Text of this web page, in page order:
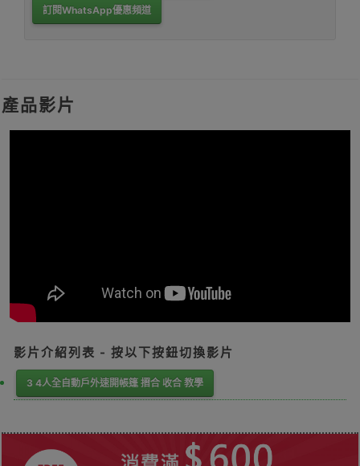
訂閱WhatsApp優惠頻道
產品影片
影片介紹列表 - 按以下按鈕切換影片
3 4人全自動戶外速開帳篷 摺合 收合 教學